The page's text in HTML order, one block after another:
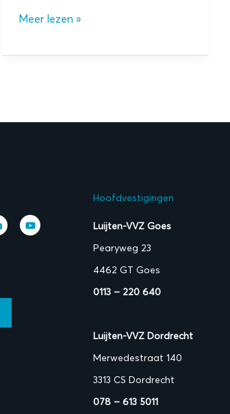
In
Meer lezen »
Hoofdvestigingen
Luijten-VVZ Goes
Pearyweg 23
4462 GT Goes
0113 – 220 640
Luijten-VVZ Dordrecht
Merwedestraat 140
3313 CS Dordrecht
078 – 613 5011